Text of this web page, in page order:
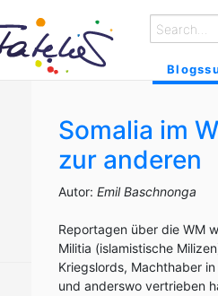
Somalia im
zur anderen
Autor: Emil Baschnonga
Reportagen über die WM
Militia (islamistische
Kriegslords, Machthaber
und anderswo vertrieben